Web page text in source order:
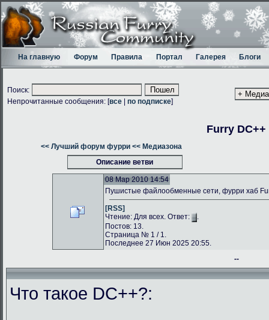
На главную Форум Правила Портал Галерея Блоги
Поиск:
Непрочитанные сообщения: [все по подписке]
Furry DC++
<< Лучший форум фурри << Медиазона
Описание ветви
08 Мар 2010 14:54
Пушистые файлообменные сети, фурри хаб
[RSS]
Чтение: Для всех. Ответ:
.
Постов: 13.
Страница № 1 / 1.
Последнее 27 Июн 2025 20:55.
--
Что такое DC++?: